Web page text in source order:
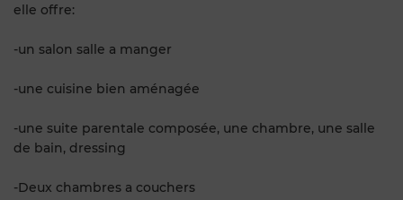
elle offre:
-un salon salle a manger
-une cuisine bien aménagée
-une suite parentale composée, une chambre, une salle
de bain, dressing
-Deux chambres a couchers